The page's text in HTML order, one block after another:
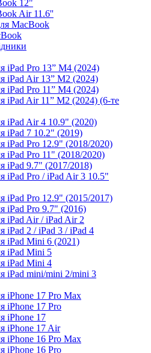
12"
Air 11.6''
MacBook
iPad Pro 13” M4 (2024)
iPad Air 13” M2 (2024)
iPad Pro 11” M4 (2024)
iPad Air 11” M2 (2024) (6-те
iPad Air 4 10.9" (2020)
iPad 7 10.2" (2019)
iPad Pro 12.9" (2018/2020)
iPad Pro 11" (2018/2020)
iPad 9.7" (2017/2018)
iPad Pro / iPad Air 3 10.5"
iPad Pro 12.9" (2015/2017)
iPad Pro 9.7" (2016)
iPad Air / iPad Air 2
iPad 2 / iPad 3 / iPad 4
iPad Mini 6 (2021)
iPad Mini 5
iPad Mini 4
iPad mini/mini 2/mini 3
iPhone 17 Pro Max
iPhone 17 Pro
iPhone 17
iPhone 17 Air
iPhone 16 Pro Max
iPhone 16 Pro